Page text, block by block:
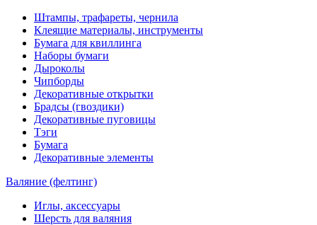
Штампы, трафареты, чернила
Клеящие материалы, инструменты
Бумага для квиллинга
Наборы бумаги
Дыроколы
Чипборды
Декоративные открытки
Брадсы (гвоздики)
Декоративные пуговицы
Тэги
Бумага
Декоративные элементы
Валяние (фелтинг)
Иглы, аксессуары
Шерсть для валяния